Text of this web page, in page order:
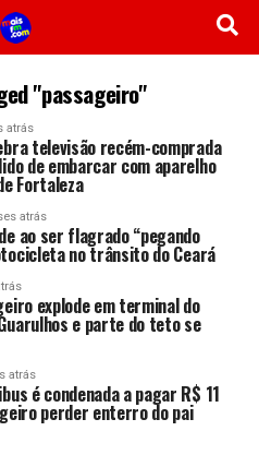
"passageiro"
atrás
televisão recém-comprada
de embarcar com aparelho
Fortaleza
atrás
ao ser flagrado “pegando
no trânsito do Ceará
explode em terminal do
e parte do teto se
atrás
é condenada a pagar R$ 11
perder enterro do pai